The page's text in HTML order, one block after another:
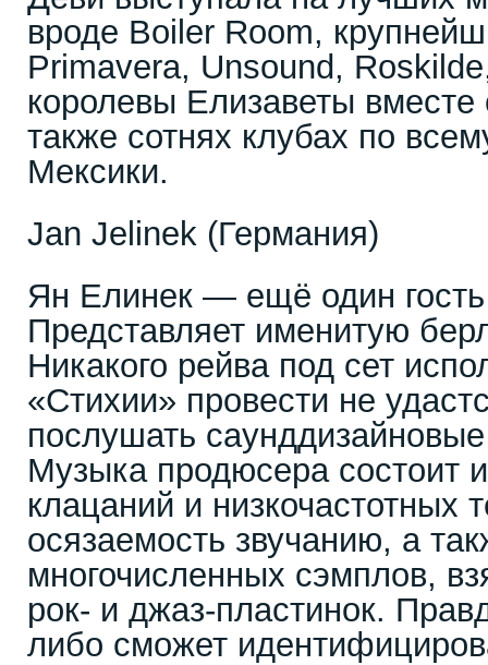
вроде Boiler Room,
Primavera, Unsound,
королевы Елизаветы
также сотнях клубах по
Мексики.
Jan Jelinek (Германия)
Ян Елинек ― ещё один
Представляет именитую
Никакого рейва под сет
«Стихии» провести не
послушать
Музыка продюсера состоит
клацаний и низкочастотных
осязаемость звучанию, а
многочисленных сэмплов,
рок- и джаз-пластинок.
либо сможет